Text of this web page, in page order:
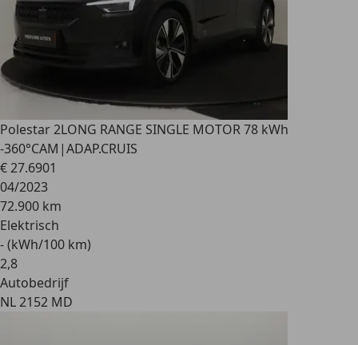
Polestar 2LONG RANGE SINGLE MOTOR 78 kWh
-360°CAM|ADAP.CRUIS
€ 27.6901
04/2023
72.900 km
Elektrisch
- (kWh/100 km)
2,8
Autobedrijf
NL 2152 MD